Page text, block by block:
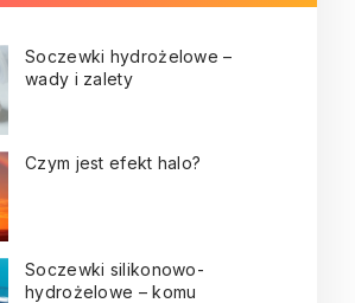
Soczewki hydrożelowe –
wady i zalety
Czym jest efekt halo?
Soczewki silikonowo-
hydrożelowe – komu